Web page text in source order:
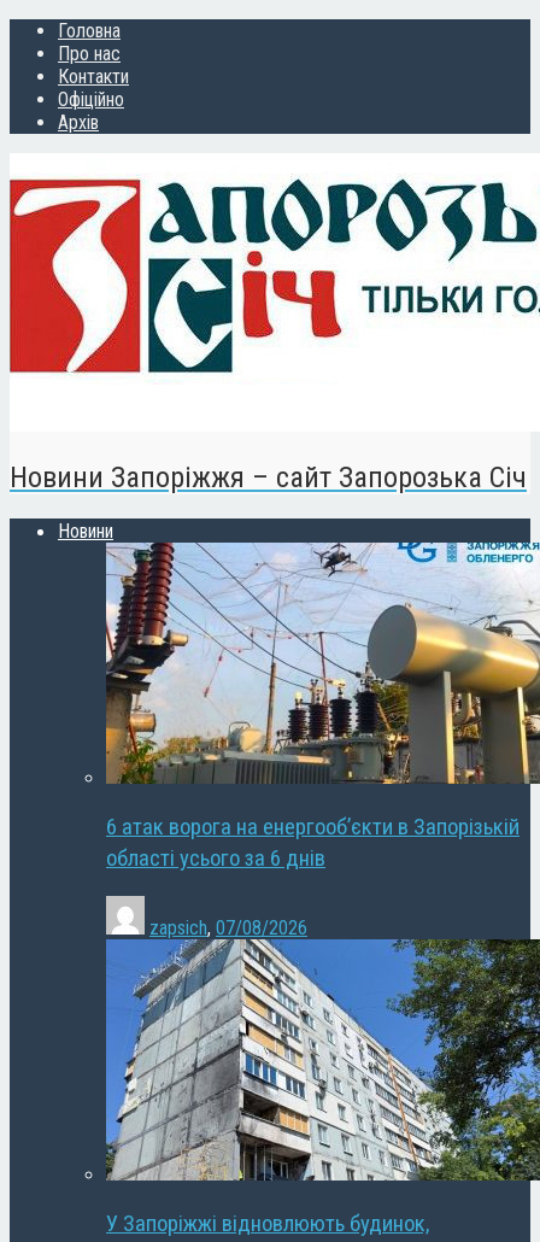
Головна
Про нас
Контакти
Офіційно
Архів
Новини Запоріжжя – сайт Запорозька Січ
Новини
6 атак ворога на енергооб’єкти в Запорізькій
області усього за 6 днів
zapsich, 07/08/2026
У Запоріжжі відновлюють будинок,